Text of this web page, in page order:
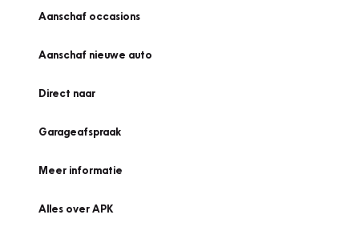
Aanschaf occasions
Aanschaf nieuwe auto
Direct naar
Garageafspraak
Meer informatie
Alles over APK